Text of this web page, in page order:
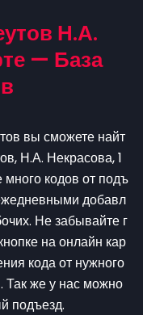
Н.А.
— База
вы сможете найт
Н.А. Некрасова, 1
кодов от подъ
добавл
Не забывайте г
на онлайн кар
кода от нужного
Так же у нас можно
подъезд.